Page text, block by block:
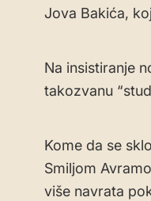
Jova Bakića,
Na insistiranje
takozvanu
Kome da se
Smiljom
više navrata